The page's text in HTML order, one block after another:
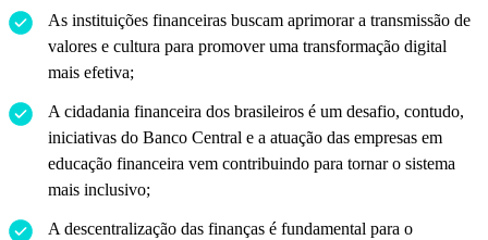
As instituições financeiras buscam aprimorar a transmissão de
valores e cultura para promover uma transformação digital
mais efetiva;
A cidadania financeira dos brasileiros é um desafio, contudo,
iniciativas do Banco Central e a atuação das empresas em
educação financeira vem contribuindo para tornar o sistema
mais inclusivo;
A descentralização das finanças é fundamental para o